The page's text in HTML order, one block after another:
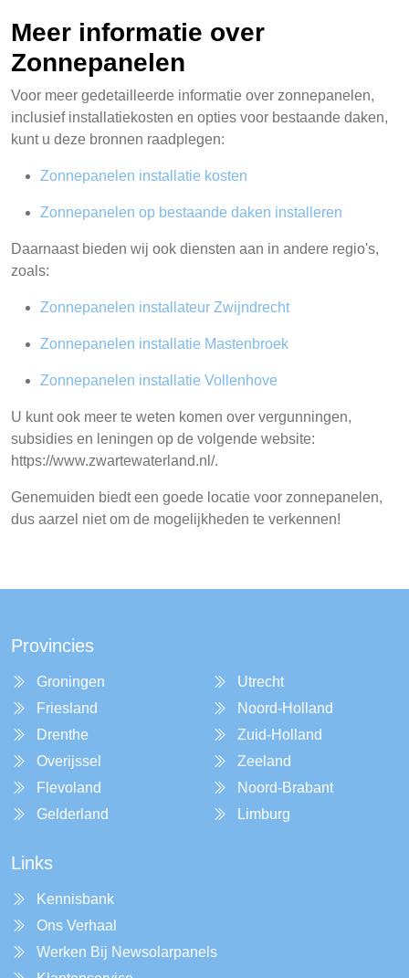
Meer informatie over
Zonnepanelen
Voor meer gedetailleerde informatie over zonnepanelen,
inclusief installatiekosten en opties voor bestaande daken,
kunt u deze bronnen raadplegen:
Zonnepanelen installatie kosten
Zonnepanelen op bestaande daken installeren
Daarnaast bieden wij ook diensten aan in andere regio's,
zoals:
Zonnepanelen installateur Zwijndrecht
Zonnepanelen installatie Mastenbroek
Zonnepanelen installatie Vollenhove
U kunt ook meer te weten komen over vergunningen,
subsidies en leningen op de volgende website:
https://www.zwartewaterland.nl/.
Genemuiden biedt een goede locatie voor zonnepanelen,
dus aarzel niet om de mogelijkheden te verkennen!
Provincies
Groningen
Friesland
Drenthe
Overijssel
Flevoland
Gelderland
Utrecht
Noord-Holland
Zuid-Holland
Zeeland
Noord-Brabant
Limburg
Links
Kennisbank
Ons Verhaal
Werken Bij Newsolarpanels